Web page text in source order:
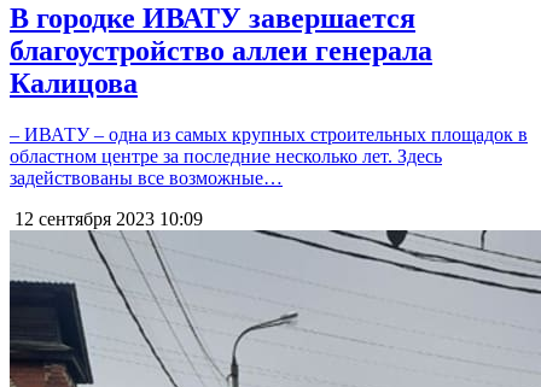
В городке ИВАТУ завершается
благоустройство аллеи генерала
Калицова
– ИВАТУ – одна из самых крупных строительных площадок в
областном центре за последние несколько лет. Здесь
задействованы все возможные…
12 сентября 2023 10:09